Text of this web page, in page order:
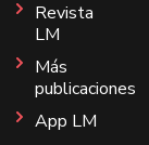
Revista
LM
Más
publicaciones
App LM